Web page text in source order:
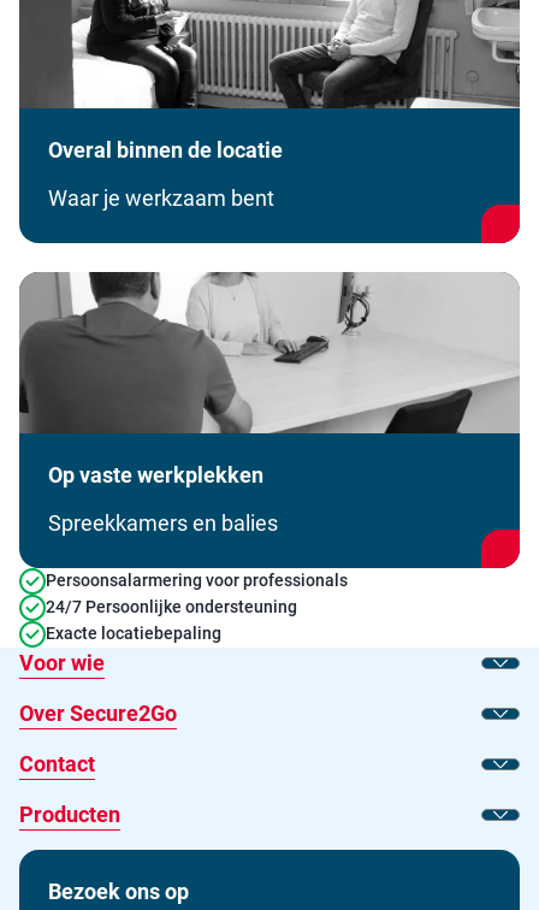
Overal binnen de locatie
Waar je werkzaam bent
Op vaste werkplekken
Spreekkamers en balies
Persoonsalarmering voor professionals
24/7 Persoonlijke ondersteuning
Exacte locatiebepaling
Voor wie
Toon
Over Secure2Go
Toon
Contact
Toon
Producten
Toon
Bezoek ons op